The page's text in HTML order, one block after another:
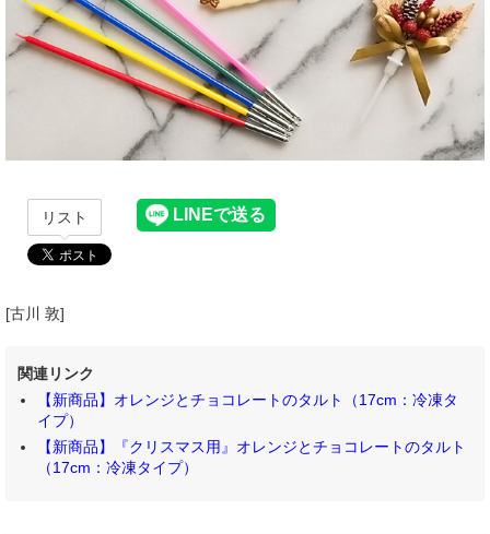
リスト
[古川 敦]
関連リンク
【新商品】オレンジとチョコレートのタルト（17cm：冷凍タ
イプ）
【新商品】『クリスマス用』オレンジとチョコレートのタルト
（17cm：冷凍タイプ）